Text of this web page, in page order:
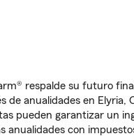
respalde su futuro
de anualidades en Elyria,
pueden garantizar un
anualidades con